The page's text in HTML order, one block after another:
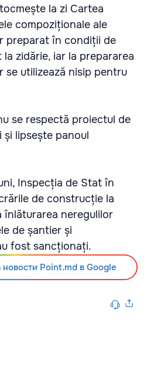
la zi Cartea
compoziționale ale
preparat în condiții de
zidărie, iar la prepararea
se utilizează nisip pentru
se respectă proiectul de
și lipsește panoul
Inspecția de Stat în
de construcție la
înlăturarea neregulilor
de șantier și
fost sancționați.
Point.md в Google